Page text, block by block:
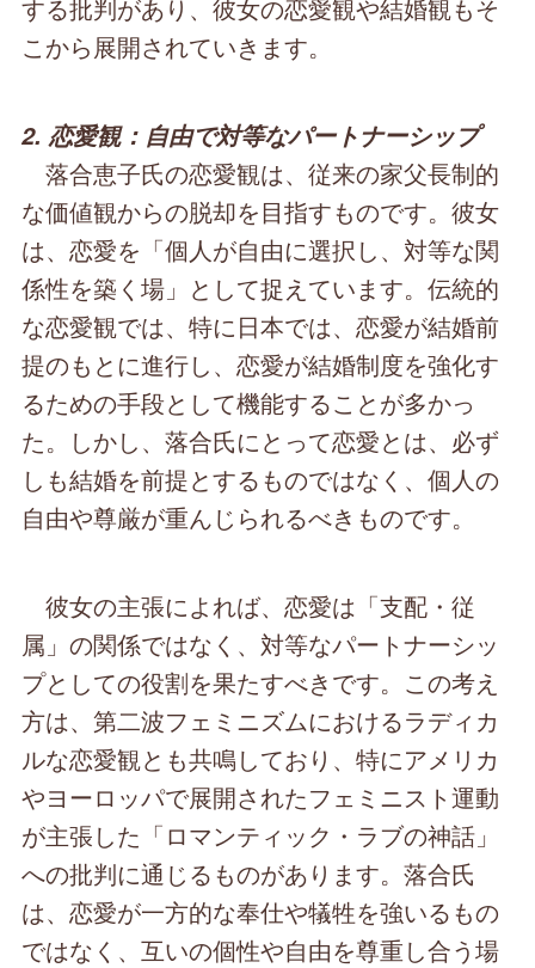
する批判があり、彼女の恋愛観や結婚観もそ
こから展開されていきます。
2. 恋愛観：自由で対等なパートナーシップ
落合恵子氏の恋愛観は、従来の家父長制的
な価値観からの脱却を目指すものです。彼女
は、恋愛を「個人が自由に選択し、対等な関
係性を築く場」として捉えています。伝統的
な恋愛観では、特に日本では、恋愛が結婚前
提のもとに進行し、恋愛が結婚制度を強化す
るための手段として機能することが多かっ
た。しかし、落合氏にとって恋愛とは、必ず
しも結婚を前提とするものではなく、個人の
自由や尊厳が重んじられるべきものです。
彼女の主張によれば、恋愛は「支配・従
属」の関係ではなく、対等なパートナーシッ
プとしての役割を果たすべきです。この考え
方は、第二波フェミニズムにおけるラディカ
ルな恋愛観とも共鳴しており、特にアメリカ
やヨーロッパで展開されたフェミニスト運動
が主張した「ロマンティック・ラブの神話」
への批判に通じるものがあります。落合氏
は、恋愛が一方的な奉仕や犠牲を強いるもの
ではなく、互いの個性や自由を尊重し合う場